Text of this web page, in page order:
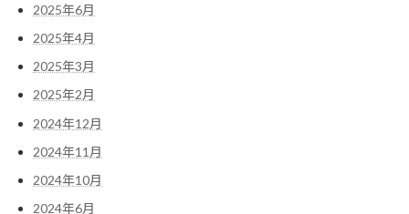
2025年6月
2025年4月
2025年3月
2025年2月
2024年12月
2024年11月
2024年10月
2024年6月